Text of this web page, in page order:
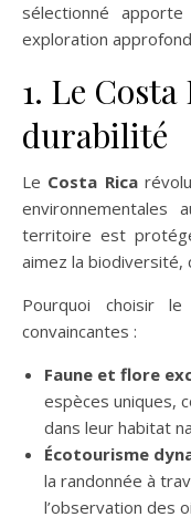
sélectionné
exploration
1. Le
durabilité
Le Costa Rica
environnementales
territoire est
aimez la biodiversité,
Pourquoi choisir
convaincantes :
Faune et flore
espèces uniques,
dans leur habitat
Écotourisme
la randonnée à
l’observation des